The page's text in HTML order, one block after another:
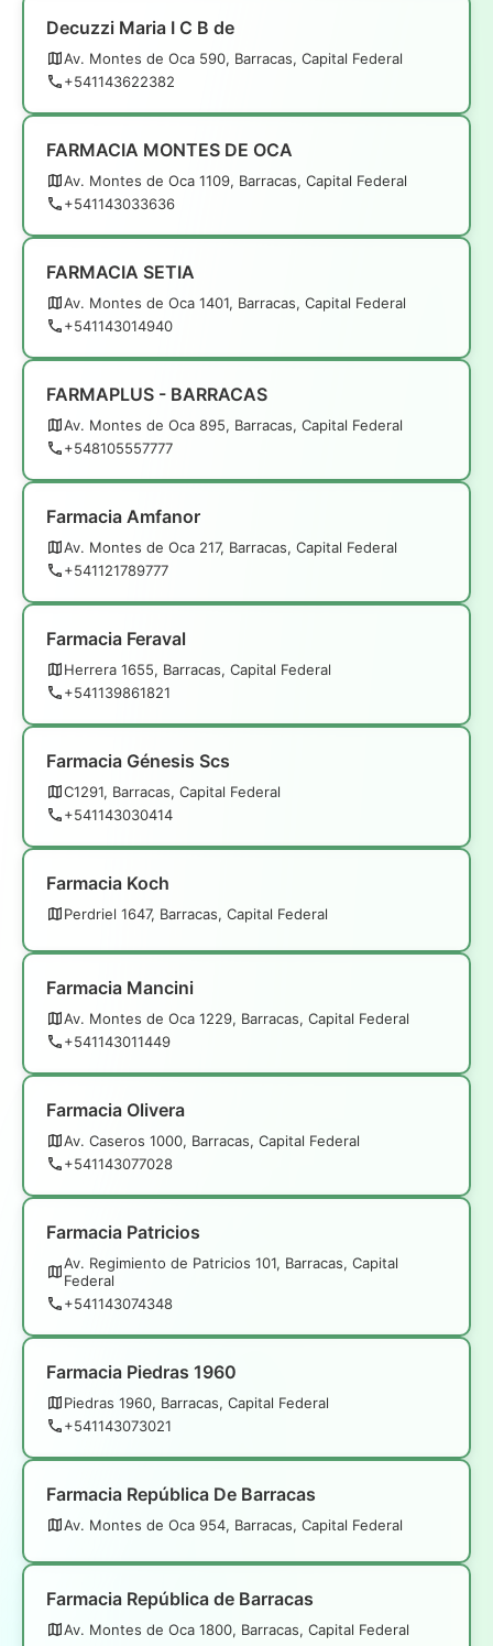
Decuzzi Maria I C B de
Av. Montes de Oca 590, Barracas, Capital Federal
+541143622382
FARMACIA MONTES DE OCA
Av. Montes de Oca 1109, Barracas, Capital Federal
+541143033636
FARMACIA SETIA
Av. Montes de Oca 1401, Barracas, Capital Federal
+541143014940
FARMAPLUS - BARRACAS
Av. Montes de Oca 895, Barracas, Capital Federal
+548105557777
Farmacia Amfanor
Av. Montes de Oca 217, Barracas, Capital Federal
+541121789777
Farmacia Feraval
Herrera 1655, Barracas, Capital Federal
+541139861821
Farmacia Génesis Scs
C1291, Barracas, Capital Federal
+541143030414
Farmacia Koch
Perdriel 1647, Barracas, Capital Federal
Farmacia Mancini
Av. Montes de Oca 1229, Barracas, Capital Federal
+541143011449
Farmacia Olivera
Av. Caseros 1000, Barracas, Capital Federal
+541143077028
Farmacia Patricios
Av. Regimiento de Patricios 101, Barracas, Capital
Federal
+541143074348
Farmacia Piedras 1960
Piedras 1960, Barracas, Capital Federal
+541143073021
Farmacia República De Barracas
Av. Montes de Oca 954, Barracas, Capital Federal
Farmacia República de Barracas
Av. Montes de Oca 1800, Barracas, Capital Federal